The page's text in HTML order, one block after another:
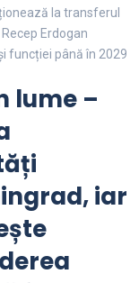
la transferul
Erdogan
funcției până în 2029
lume –
iar